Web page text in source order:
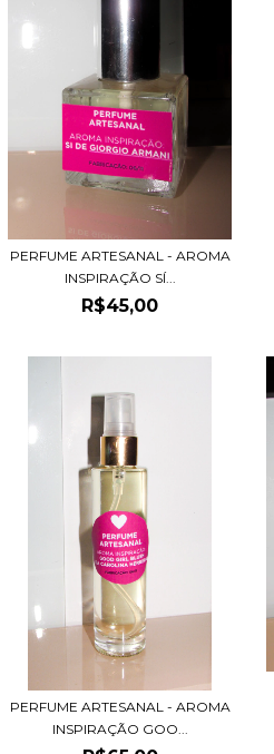
PERFUME ARTESANAL - AROMA
INSPIRAÇÃO SÍ...
R$45,00
PERFUME ARTESANAL - AROMA
INSPIRAÇÃO GOO...